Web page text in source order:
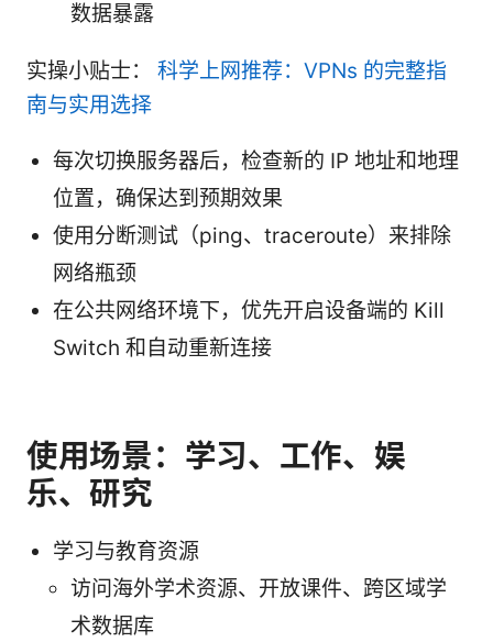
数据暴露
实操小贴士： 科学上网推荐：VPNs 的完整指
南与实用选择
每次切换服务器后，检查新的 IP 地址和地理
位置，确保达到预期效果
使用分断测试（ping、traceroute）来排除
网络瓶颈
在公共网络环境下，优先开启设备端的 Kill
Switch 和自动重新连接
使用场景：学习、工作、娱
乐、研究
学习与教育资源
访问海外学术资源、开放课件、跨区域学
术数据库